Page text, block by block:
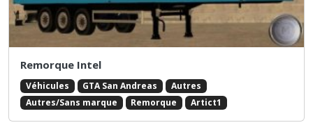
Remorque Intel
Véhicules GTA San Andreas
Autres
Autres/Sans marque
Remorque Artict1